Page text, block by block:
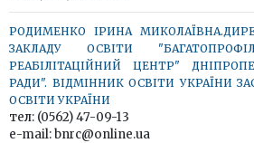
РОДИМЕНКО ІРИНА
ЗАКЛАДУ ОСВІТИ
РЕАБІЛІТАЦІЙНИЙ ЦЕНТР"
РАДИ". ВІДМІННИК ОСВІТИ УКРАЇНИ
ОСВІТИ УКРАЇНИ
тел: (0562) 47-09-13
e-mail: bnrc@online.ua